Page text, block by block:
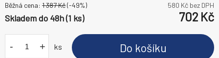
Běžná cena: 1 387Kč(-49%) 580 Kč bez DPH
Skladem do 48h (1 ks) 702 Kč
- + ks Do košíku